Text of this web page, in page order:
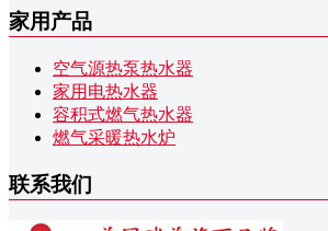
家用产品
空气源热泵热水器
家用电热水器
容积式燃气热水器
燃气采暖热水炉
联系我们